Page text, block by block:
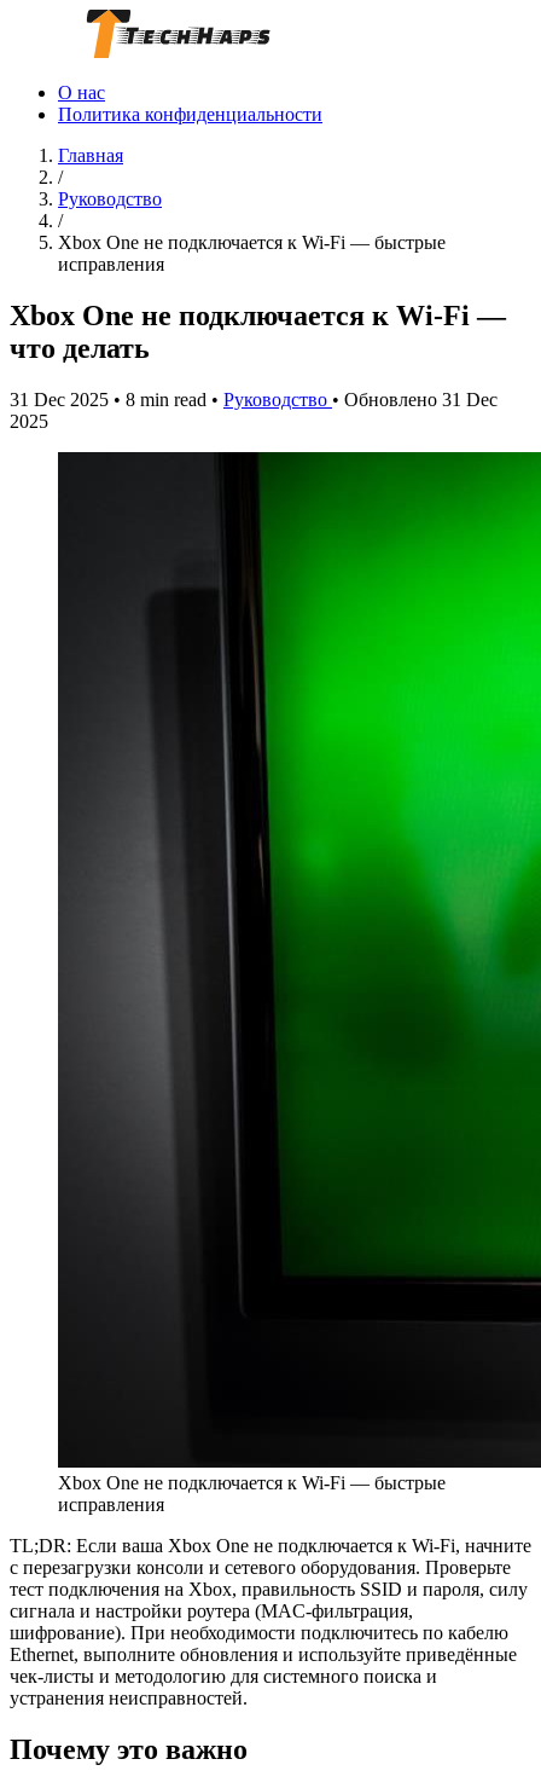
О нас
Политика конфиденциальности
Главная
/
Руководство
/
Xbox One не подключается к Wi‑Fi — быстрые
исправления
Xbox One не подключается к Wi‑Fi —
что делать
31 Dec 2025 • 8 min read • Руководство • Обновлено 31 Dec
2025
Xbox One не подключается к Wi‑Fi — быстрые
исправления
TL;DR: Если ваша Xbox One не подключается к Wi‑Fi, начните
с перезагрузки консоли и сетевого оборудования. Проверьте
тест подключения на Xbox, правильность SSID и пароля, силу
сигнала и настройки роутера (MAC‑фильтрация,
шифрование). При необходимости подключитесь по кабелю
Ethernet, выполните обновления и используйте приведённые
чек‑листы и методологию для системного поиска и
устранения неисправностей.
Почему это важно